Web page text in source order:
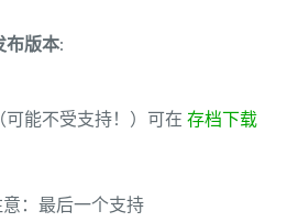
布版本:
可能不受支持！）可在 存档下载
：最后一个支持